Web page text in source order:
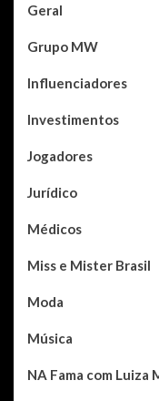
Geral
Grupo MW
Influenciadores
Investimentos
Jogadores
Jurídico
Médicos
Miss e Mister Brasil
Moda
Música
NA Fama com Luiza